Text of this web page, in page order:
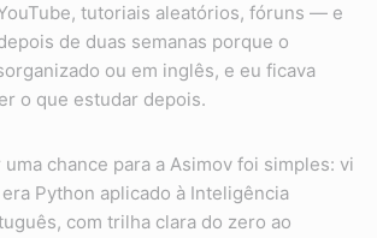
tutoriais aleatórios, fóruns — e
de duas semanas porque o
ou em inglês, e eu ficava
o que estudar depois.
chance para a Asimov foi simples: vi
Python aplicado à Inteligência
com trilha clara do zero ao